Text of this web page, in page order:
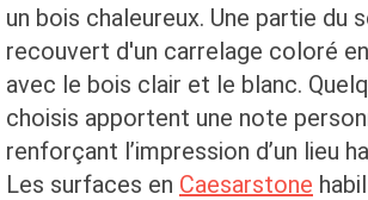
un bois chaleureux. Une partie du
recouvert d'un carrelage coloré
avec le bois clair et le blanc.
choisis apportent une note
renforçant l’impression d’un lieu
Les surfaces en Caesarstone